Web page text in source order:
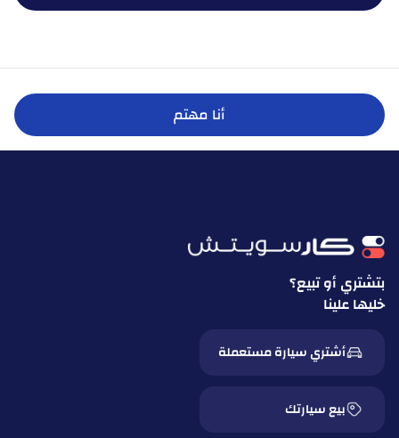
أنا مهتم
بتشتري أو تبيع؟
خليها علينا
أشتري سيارة مستعملة
بيع سيارتك